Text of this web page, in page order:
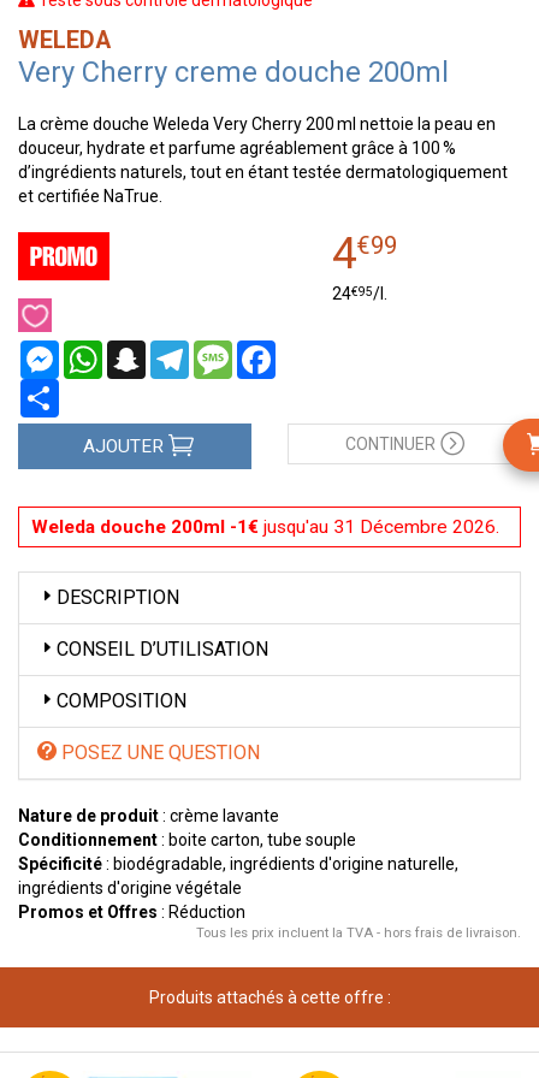
WELEDA
Very Cherry creme douche 200ml
La crème douche Weleda Very Cherry 200 ml nettoie la peau en
douceur, hydrate et parfume agréablement grâce à 100 %
d’ingrédients naturels, tout en étant testée dermatologiquement
et certifiée NaTrue.
MessengerWhatsAppSnapchatTelegramMessage
4€99
24€95/
AJOUTER CONTINUER
Weleda douche 200ml -1€ jusqu'au 31 Décembre 2026.
DESCRIPTION
CONSEIL D’UTILISATION
COMPOSITION
POSEZ UNE QUESTION
Nature de produit: crème lavante
Conditionnement: boite carton, tube souple
Spécificité: biodégradable, ingrédients d'origine naturelle,
ingrédients d'origine végétale
Promos et Offres : Réduction
Tous les prix incluent la TVA - hors frais de livraison.
Produits attachés à cette offre :